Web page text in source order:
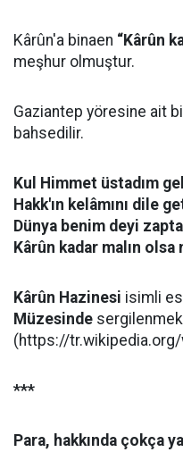
Kârûn'a binaen “Kârûn
meşhur olmuştur.
Gaziantep yöresine ait
bahsedilir.
Kul Himmet üstadım
Hakk'ın kelâmını dile
Dünya benim deyi
Kârûn kadar malın olsa
Kârûn Hazinesi isimli
Müzesinde
(https://tr.wikipedia.org/
***
Para, hakkında çokça